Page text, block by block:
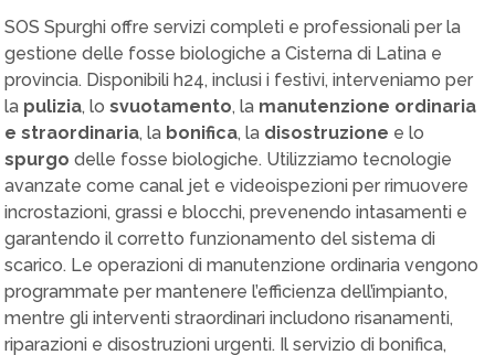
SOS Spurghi offre servizi completi e professionali per la
gestione delle fosse biologiche a Cisterna di Latina e
provincia. Disponibili h24, inclusi i festivi, interveniamo per
la pulizia, lo svuotamento, la manutenzione ordinaria
e straordinaria, la bonifica, la disostruzione e lo
spurgo delle fosse biologiche. Utilizziamo tecnologie
avanzate come canal jet e videoispezioni per rimuovere
incrostazioni, grassi e blocchi, prevenendo intasamenti e
garantendo il corretto funzionamento del sistema di
scarico. Le operazioni di manutenzione ordinaria vengono
programmate per mantenere l’efficienza dell’impianto,
mentre gli interventi straordinari includono risanamenti,
riparazioni e disostruzioni urgenti. Il servizio di bonifica,